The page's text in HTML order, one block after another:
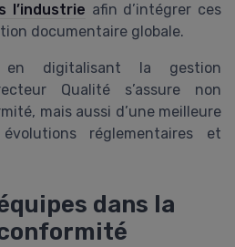
l’industrie afin d’intégrer ces
documentaire globale.
digitalisant la gestion
Qualité s’assure non
mais aussi d’une meilleure
réglementaires et
dans la